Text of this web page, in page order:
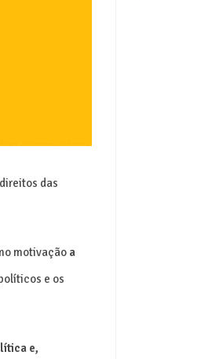
das
motivação a
e os
e,